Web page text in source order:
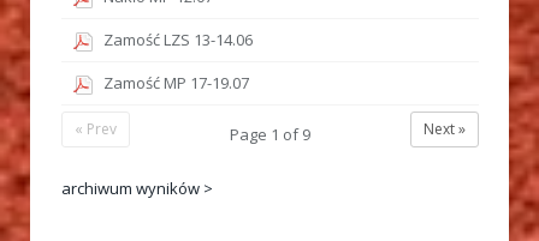
Zamość LZS 13-14.06
Zamość MP 17-19.07
Next »
Page 1 of9
« Prev
archiwum wyników >